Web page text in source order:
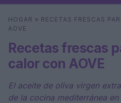
Buscar
HOGAR » RECETAS FRESCAS
AOVE
Recetas frescas
calor con AOVE
El aceite de oliva virgen
de la cocina mediterránea